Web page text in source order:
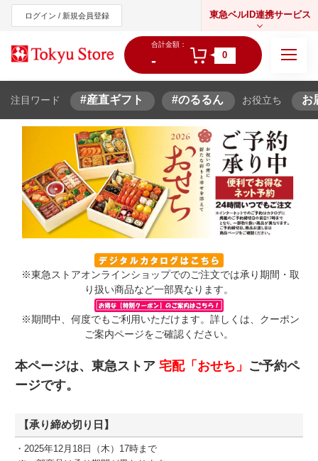
ログイン / 新規会員登録 東急ベルID連携サービス
東急オンラインショップ
合計金額：
- 0
注目ワード #産直ギフト #のるるん お役立ち お
※東急ストアオンラインショップでのご注文では承り期間・取
り扱い商品など一部異なります。
※期間中、何度でもご利用いただけます。詳しくは、クーポン
ご案内ページをご確認ください。
本ページは、東急ストア 宅配「おせち」 ご予約ペ
ージです。
【承り締め切り日】
・2025年12月18日（木）17時まで